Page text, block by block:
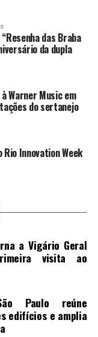
das Braba
da dupla
Warner Music em
do sertanejo
Rio Innovation Week
a Vigário Geral
visita ao
Paulo reúne
edifícios e amplia